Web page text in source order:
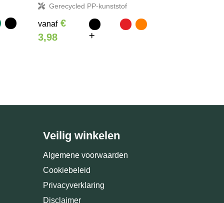
Gerecycled PP-kunststof
vanaf €
3,98
Veilig winkelen
Algemene voorwaarden
Cookiebeleid
Privacyverklaring
Disclaimer